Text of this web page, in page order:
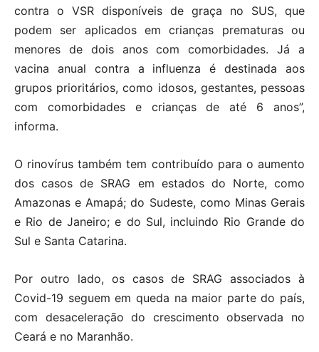
contra o VSR disponíveis de graça no SUS, que
podem ser aplicados em crianças prematuras ou
menores de dois anos com comorbidades. Já a
vacina anual contra a influenza é destinada aos
grupos prioritários, como idosos, gestantes, pessoas
com comorbidades e crianças de até 6 anos”,
informa.
O rinovírus também tem contribuído para o aumento
dos casos de SRAG em estados do Norte, como
Amazonas e Amapá; do Sudeste, como Minas Gerais
e Rio de Janeiro; e do Sul, incluindo Rio Grande do
Sul e Santa Catarina.
Por outro lado, os casos de SRAG associados à
Covid-19 seguem em queda na maior parte do país,
com desaceleração do crescimento observada no
Ceará e no Maranhão.